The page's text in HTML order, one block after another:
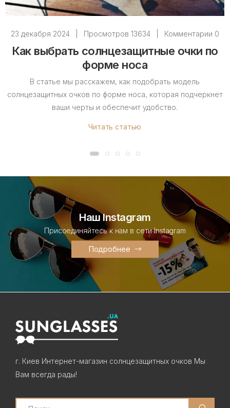
23 декабря 2024 Просмотров 13634 Комментарии 0
Как выбрать солнцезащитные очки по
форме носа
В статье мы расскажем, как подобрать модель
солнцезащитных очков по форме носа, которая подчеркнет
ваши черты и обеспечит удобство.
Читать статью
Наш Instagram
Присоединяйтесь к нам в сети Instagram
Подробнее
г. Киев Интернет-магазин солнцезащитных очков Мы
Вам всегда рады!
Search